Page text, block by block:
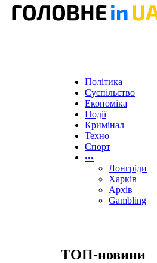
Політика
Суспільство
Економіка
Події
Кримінал
Техно
Спорт
•••
Лонгріди
Харків
Архів
Gambling
ТОП-новини